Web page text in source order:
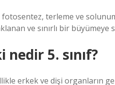
terleme ve
ve sınırlı bir büyümeye
5. sınıf?
erkek ve dişi organların